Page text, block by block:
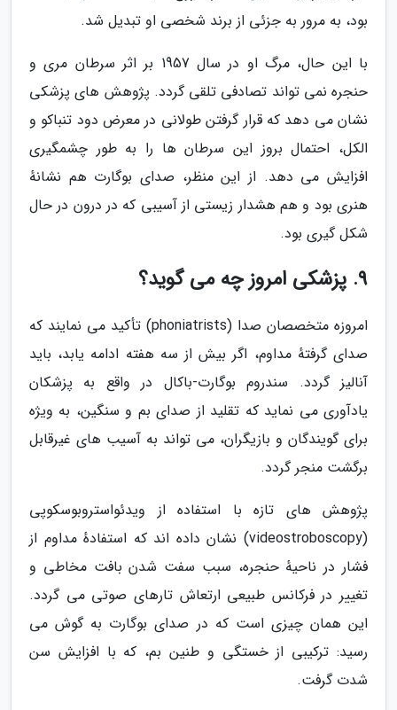
بود، به مرور به جزئی از برند شخصی او تبدیل شد.
با این حال، مرگ او در سال 1957 بر اثر سرطان مری و
حنجره نمی تواند تصادفی تلقی گردد. پژوهش های پزشکی
نشان می دهد که قرار گرفتن طولانی در معرض دود تنباکو و
الکل، احتمال بروز این سرطان ها را به طور چشمگیری
افزایش می دهد. از این منظر، صدای بوگارت هم نشانهٔ
هنری بود و هم هشدار زیستی از آسیبی که در درون در حال
شکل گیری بود.
9. پزشکی امروز چه می گوید؟
امروزه متخصصان صدا (phoniatrists) تأکید می نمایند که
صدای گرفتهٔ مداوم، اگر بیش از سه هفته ادامه یابد، باید
آنالیز گردد. سندروم بوگارت-باکال در واقع به پزشکان
یادآوری می نماید که تقلید از صدای بم و سنگین، به ویژه
برای گویندگان و بازیگران، می تواند به آسیب های غیرقابل
برگشت منجر گردد.
پژوهش های تازه با استفاده از ویدئواستروبوسکوپی
(videostroboscopy) نشان داده اند که استفادهٔ مداوم از
فشار در ناحیهٔ حنجره، سبب سفت شدن بافت مخاطی و
تغییر در فرکانس طبیعی ارتعاش تارهای صوتی می گردد.
این همان چیزی است که در صدای بوگارت به گوش می
رسید: ترکیبی از خستگی و طنین بم، که با افزایش سن
شدت گرفت.